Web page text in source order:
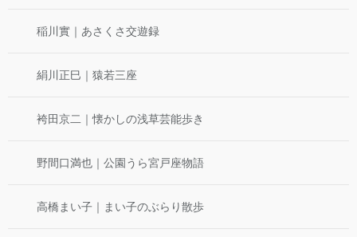
稲川實｜あさくさ交遊録
絹川正巳｜猿若三座
袴田京二｜懐かしの浅草芸能歩き
野間口満也｜公園うら宮戸座物語
高橋まい子｜まい子のぶらり散歩